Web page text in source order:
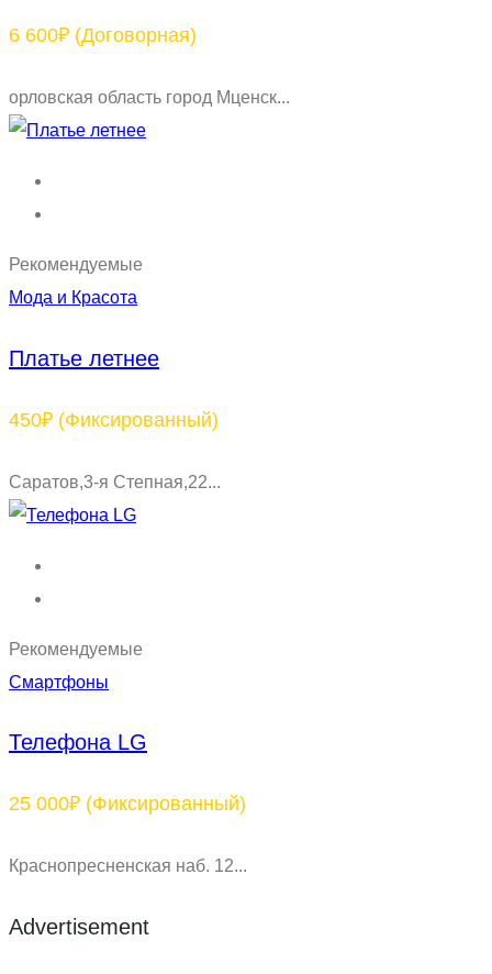
6 600₽ (Договорная)
орловская область город Мценск...
Рекомендуемые
Мода и Красота
Платье летнее
450₽ (Фиксированный)
Саратов,3-я Степная,22...
Рекомендуемые
Смартфоны
Телефона LG
25 000₽ (Фиксированный)
Краснопресненская наб. 12...
Advertisement